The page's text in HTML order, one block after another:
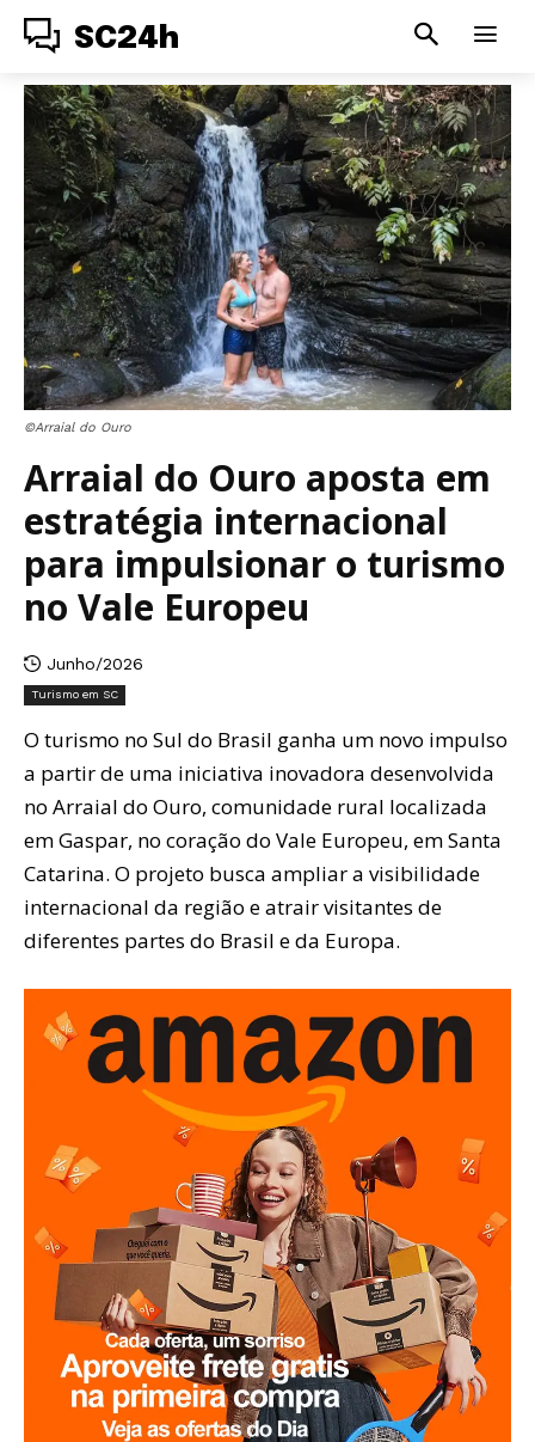
SC24h
©Arraial do Ouro
Arraial do Ouro aposta em
estratégia internacional
para impulsionar o turismo
no Vale Europeu
Junho/2026
Turismo em SC
O turismo no Sul do Brasil ganha um novo impulso
a partir de uma iniciativa inovadora desenvolvida
no Arraial do Ouro, comunidade rural localizada
em Gaspar, no coração do Vale Europeu, em Santa
Catarina. O projeto busca ampliar a visibilidade
internacional da região e atrair visitantes de
diferentes partes do Brasil e da Europa.